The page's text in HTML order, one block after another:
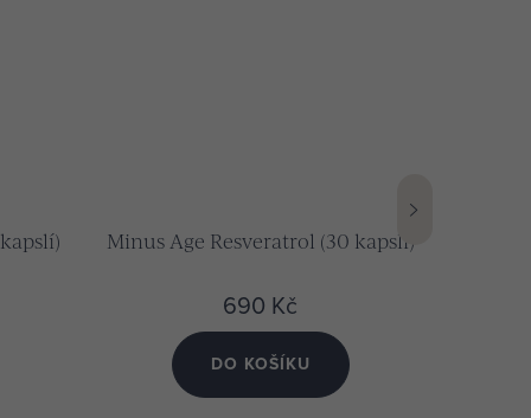
Minus Age Resveratrol (30 kapslí)
690 Kč
DO KOŠÍKU